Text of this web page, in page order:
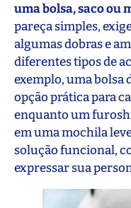
uma bolsa, saco ou
pareça simples,
algumas dobras e
diferentes tipos de
exemplo, uma bolsa
opção prática para
enquanto um
em uma mochila
solução funcional,
expressar sua